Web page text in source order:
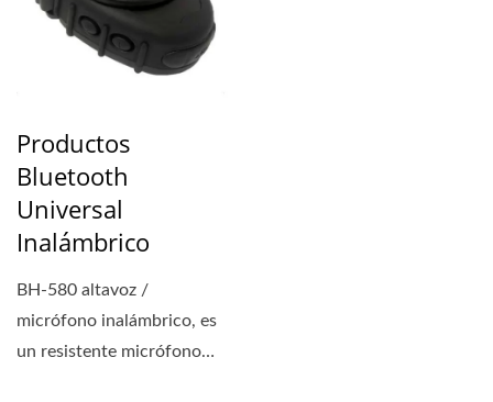
Productos
Bluetooth
Universal
Inalámbrico
BH-580 altavoz /
micrófono inalámbrico, es
un resistente micrófono